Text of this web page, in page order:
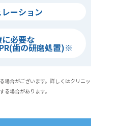
ーション
必要な
歯の研磨処置)※
場合がございます。詳しくはクリニッ
場合があります。